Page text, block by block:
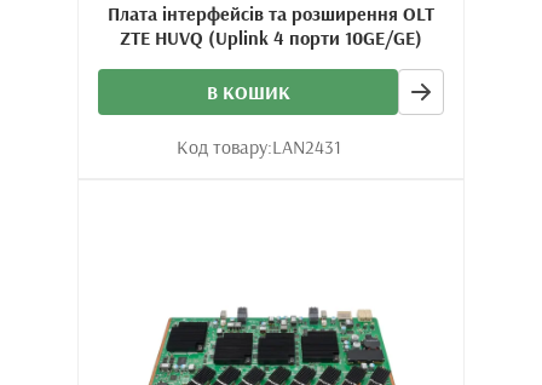
Плата інтерфейсів та розширення OLT
ZTE HUVQ (Uplink 4 порти 10GE/GE)
В КОШИК
Код товару:LAN2431